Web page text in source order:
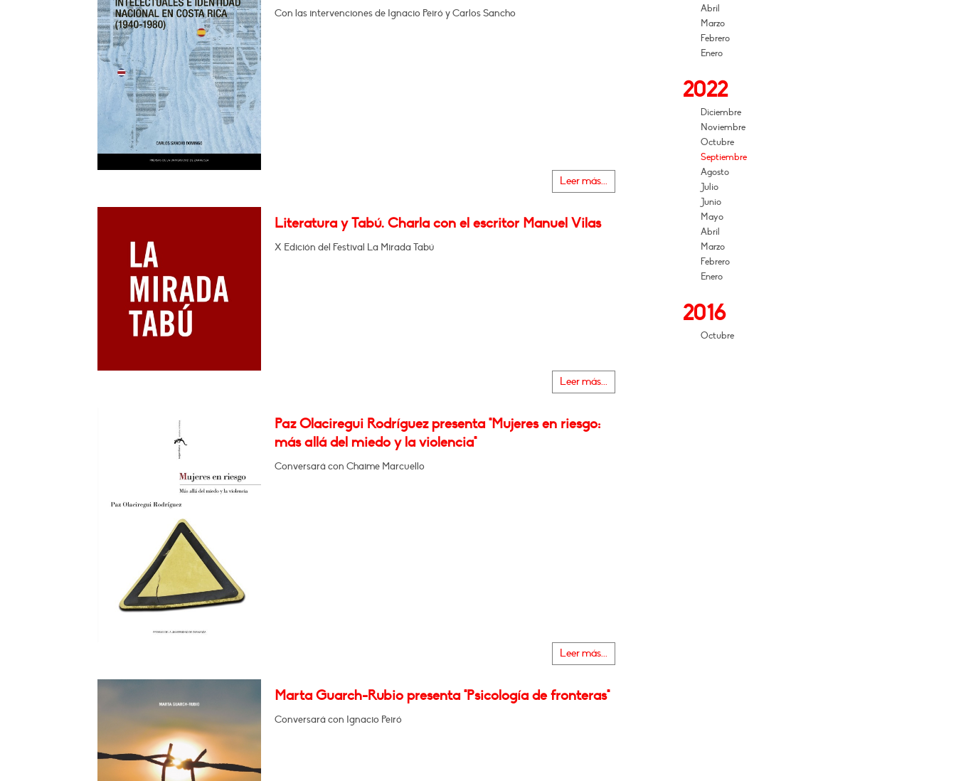
Con las intervenciones de Ignacio Peiró y Carlos Sancho
Leer más...
Literatura y Tabú. Charla con el escritor Manuel Vilas
X Edición del Festival La Mirada Tabú
Leer más...
Paz Olaciregui Rodríguez presenta "Mujeres en riesgo:
más allá del miedo y la violencia"
Conversará con Chaime Marcuello
Leer más...
Marta Guarch-Rubio presenta "Psicología de fronteras"
Conversará con Ignacio Peiró
Abril
Marzo
Febrero
Enero
2022
Diciembre
Noviembre
Octubre
Septiembre
Agosto
Julio
Junio
Mayo
Abril
Marzo
Febrero
Enero
2016
Octubre